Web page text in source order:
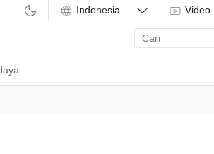
Video
Enter
search
term